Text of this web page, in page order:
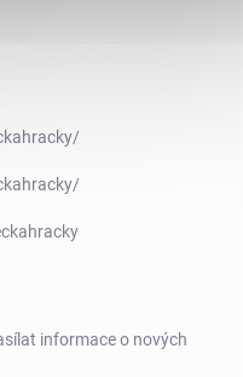
informace o nových